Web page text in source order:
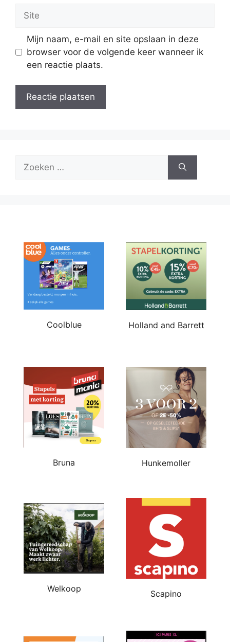
Site
Mijn naam, e-mail en site opslaan in deze
browser voor de volgende keer wanneer ik
een reactie plaats.
naar:
Coolblue Holland and Barrett
Bruna Hunkemoller
Welkoop
Scapino